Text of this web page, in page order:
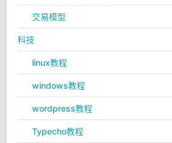
交易模型
科技
linux教程
windows教程
wordpress教程
Typecho教程